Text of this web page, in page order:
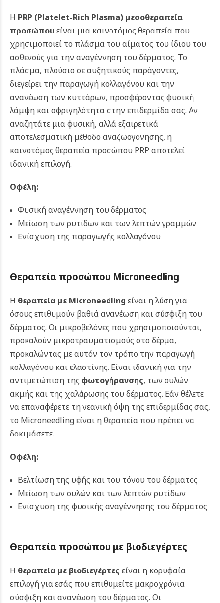
Η PRP (Platelet-Rich Plasma) μεσοθεραπεία
προσώπου είναι μια καινοτόμος θεραπεία που
χρησιμοποιεί το πλάσμα του αίματος του ίδιου του
ασθενούς για την αναγέννηση του δέρματος. Το
πλάσμα, πλούσιο σε αυξητικούς παράγοντες,
διεγείρει την παραγωγή κολλαγόνου και την
ανανέωση των κυττάρων, προσφέροντας φυσική
λάμψη και σφριγηλότητα στην επιδερμίδα σας. Αν
αναζητάτε μια φυσική, αλλά εξαιρετικά
αποτελεσματική μέθοδο αναζωογόνησης, η
καινοτόμος θεραπεία προσώπου PRP αποτελεί
ιδανική επιλογή.
Οφέλη:
Φυσική αναγέννηση του δέρματος
Μείωση των ρυτίδων και των λεπτών γραμμών
Ενίσχυση της παραγωγής κολλαγόνου
Θεραπεία προσώπου Microneedling
Η θεραπεία με Microneedling είναι η λύση για
όσους επιθυμούν βαθιά ανανέωση και σύσφιξη του
δέρματος. Οι μικροβελόνες που χρησιμοποιούνται,
προκαλούν μικροτραυματισμούς στο δέρμα,
προκαλώντας με αυτόν τον τρόπο την παραγωγή
κολλαγόνου και ελαστίνης. Είναι ιδανική για την
αντιμετώπιση της φωτογήρανσης, των ουλών
ακμής και της χαλάρωσης του δέρματος. Εάν θέλετε
να επαναφέρετε τη νεανική όψη της επιδερμίδας σας,
το Microneedling είναι η θεραπεία που πρέπει να
δοκιμάσετε.
Οφέλη:
Βελτίωση της υφής και του τόνου του δέρματος
Μείωση των ουλών και των λεπτών ρυτίδων
Ενίσχυση της φυσικής αναγέννησης του δέρματος
Θεραπεία προσώπου με βιοδιεγέρτες
Η θεραπεία με βιοδιεγέρτες είναι η κορυφαία
επιλογή για εσάς που επιθυμείτε μακροχρόνια
σύσφιξη και ανανέωση του δέρματος. Οι